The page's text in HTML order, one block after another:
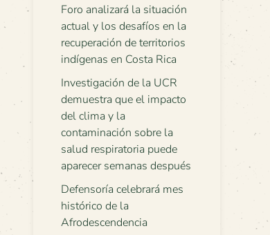
Foro analizará la situación
actual y los desafíos en la
recuperación de territorios
indígenas en Costa Rica
Investigación de la UCR
demuestra que el impacto
del clima y la
contaminación sobre la
salud respiratoria puede
aparecer semanas después
Defensoría celebrará mes
histórico de la
Afrodescendencia